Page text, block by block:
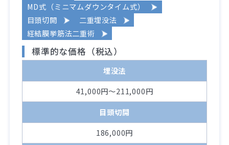
MD式（ミニマムダウンタイム式）
目頭切開
二重埋没法
経結膜挙筋法二重術
標準的な価格（税込）
埋没法
41,000円～211,000円
目頭切開
186,000円